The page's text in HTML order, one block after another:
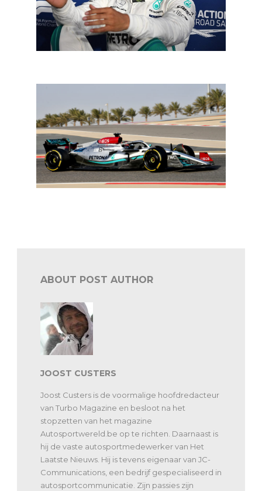
ABOUT POST AUTHOR
JOOST CUSTERS
Joost Custers is de voormalige hoofdredacteur
van Turbo Magazine en besloot na het
stopzetten van het magazine
Autosportwereld.be op te richten. Daarnaast is
hij de vaste autosportmedewerker van Het
Laatste Nieuws. Hij is tevens eigenaar van JC-
Communications, een bedrijf gespecialiseerd in
autosportcommunicatie. Zijn passies zijn